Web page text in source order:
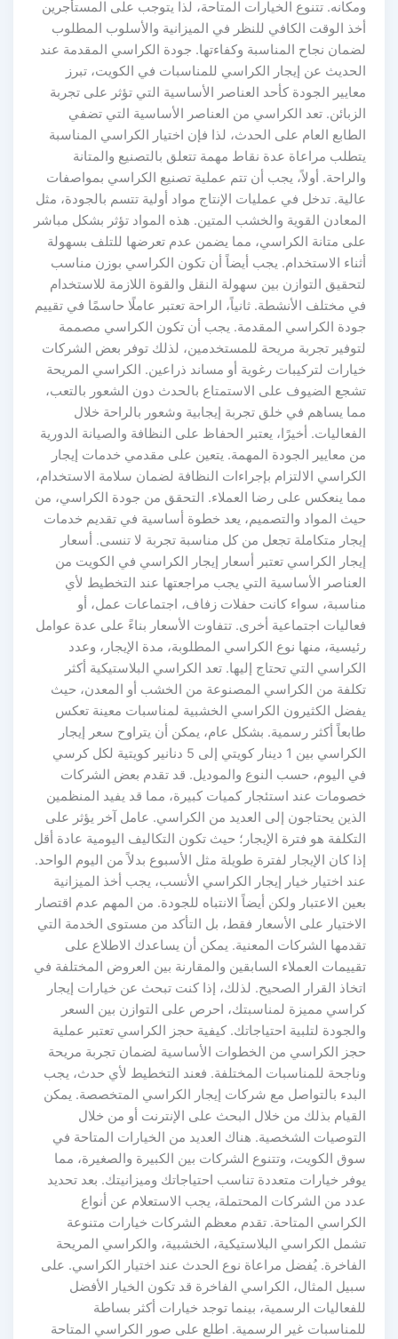
ومكانه. تتنوع الخيارات المتاحة، لذا يتوجب على المستأجرين
أخذ الوقت الكافي للنظر في الميزانية والأسلوب المطلوب
لضمان نجاح المناسبة وكفاءتها. جودة الكراسي المقدمة عند
الحديث عن إيجار الكراسي للمناسبات في الكويت، تبرز
معايير الجودة كأحد العناصر الأساسية التي تؤثر على تجربة
الزبائن. تعد الكراسي من العناصر الأساسية التي تضفي
الطابع العام على الحدث، لذا فإن اختيار الكراسي المناسبة
يتطلب مراعاة عدة نقاط مهمة تتعلق بالتصنيع والمتانة
والراحة. أولاً، يجب أن تتم عملية تصنيع الكراسي بمواصفات
عالية. تدخل في عمليات الإنتاج مواد أولية تتسم بالجودة، مثل
المعادن القوية والخشب المتين. هذه المواد تؤثر بشكل مباشر
على متانة الكراسي، مما يضمن عدم تعرضها للتلف بسهولة
أثناء الاستخدام. يجب أيضاً أن تكون الكراسي بوزن مناسب
لتحقيق التوازن بين سهولة النقل والقوة اللازمة للاستخدام
في مختلف الأنشطة. ثانياً، الراحة تعتبر عاملًا حاسمًا في تقييم
جودة الكراسي المقدمة. يجب أن تكون الكراسي مصممة
لتوفير تجربة مريحة للمستخدمين، لذلك توفر بعض الشركات
خيارات لتركيبات رغوية أو مساند ذراعين. الكراسي المريحة
تشجع الضيوف على الاستمتاع بالحدث دون الشعور بالتعب،
مما يساهم في خلق تجربة إيجابية وشعور بالراحة خلال
الفعاليات. أخيرًا، يعتبر الحفاظ على النظافة والصيانة الدورية
من معايير الجودة المهمة. يتعين على مقدمي خدمات إيجار
الكراسي الالتزام بإجراءات النظافة لضمان سلامة الاستخدام،
مما ينعكس على رضا العملاء. التحقق من جودة الكراسي، من
حيث المواد والتصميم، يعد خطوة أساسية في تقديم خدمات
إيجار متكاملة تجعل من كل مناسبة تجربة لا تنسى. أسعار
إيجار الكراسي تعتبر أسعار إيجار الكراسي في الكويت من
العناصر الأساسية التي يجب مراجعتها عند التخطيط لأي
مناسبة، سواء كانت حفلات زفاف، اجتماعات عمل، أو
فعاليات اجتماعية أخرى. تتفاوت الأسعار بناءً على عدة عوامل
رئيسية، منها نوع الكراسي المطلوبة، مدة الإيجار، وعدد
الكراسي التي تحتاج إليها. تعد الكراسي البلاستيكية أكثر
تكلفة من الكراسي المصنوعة من الخشب أو المعدن، حيث
يفضل الكثيرون الكراسي الخشبية لمناسبات معينة تعكس
طابعاً أكثر رسمية. بشكل عام، يمكن أن يتراوح سعر إيجار
الكراسي بين 1 دينار كويتي إلى 5 دنانير كويتية لكل كرسي
في اليوم، حسب النوع والموديل. قد تقدم بعض الشركات
خصومات عند استئجار كميات كبيرة، مما قد يفيد المنظمين
الذين يحتاجون إلى العديد من الكراسي. عامل آخر يؤثر على
التكلفة هو فترة الإيجار؛ حيث تكون التكاليف اليومية عادة أقل
إذا كان الإيجار لفترة طويلة مثل الأسبوع بدلاً من اليوم الواحد.
عند اختيار خيار إيجار الكراسي الأنسب، يجب أخذ الميزانية
بعين الاعتبار ولكن أيضاً الانتباه للجودة. من المهم عدم اقتصار
الاختيار على الأسعار فقط، بل التأكد من مستوى الخدمة التي
تقدمها الشركات المعنية. يمكن أن يساعدك الاطلاع على
تقييمات العملاء السابقين والمقارنة بين العروض المختلفة في
اتخاذ القرار الصحيح. لذلك، إذا كنت تبحث عن خيارات إيجار
كراسي مميزة لمناسبتك، احرص على التوازن بين السعر
والجودة لتلبية احتياجاتك. كيفية حجز الكراسي تعتبر عملية
حجز الكراسي من الخطوات الأساسية لضمان تجربة مريحة
وناجحة للمناسبات المختلفة. فعند التخطيط لأي حدث، يجب
البدء بالتواصل مع شركات إيجار الكراسي المتخصصة. يمكن
القيام بذلك من خلال البحث على الإنترنت أو من خلال
التوصيات الشخصية. هناك العديد من الخيارات المتاحة في
سوق الكويت، وتتنوع الشركات بين الكبيرة والصغيرة، مما
يوفر خيارات متعددة تناسب احتياجاتك وميزانيتك. بعد تحديد
عدد من الشركات المحتملة، يجب الاستعلام عن أنواع
الكراسي المتاحة. تقدم معظم الشركات خيارات متنوعة
تشمل الكراسي البلاستيكية، الخشبية، والكراسي المريحة
الفاخرة. يُفضل مراعاة نوع الحدث عند اختيار الكراسي. على
سبيل المثال، الكراسي الفاخرة قد تكون الخيار الأفضل
للفعاليات الرسمية، بينما توجد خيارات أكثر بساطة
للمناسبات غير الرسمية. اطلع على صور الكراسي المتاحة